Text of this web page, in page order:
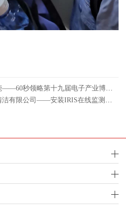
秒领略第十九届电子产业博览会
限公司——安装IRIS在线监测装置方案